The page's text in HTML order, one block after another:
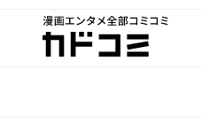
漫画エンタメ全部コミコミ
カドコミ